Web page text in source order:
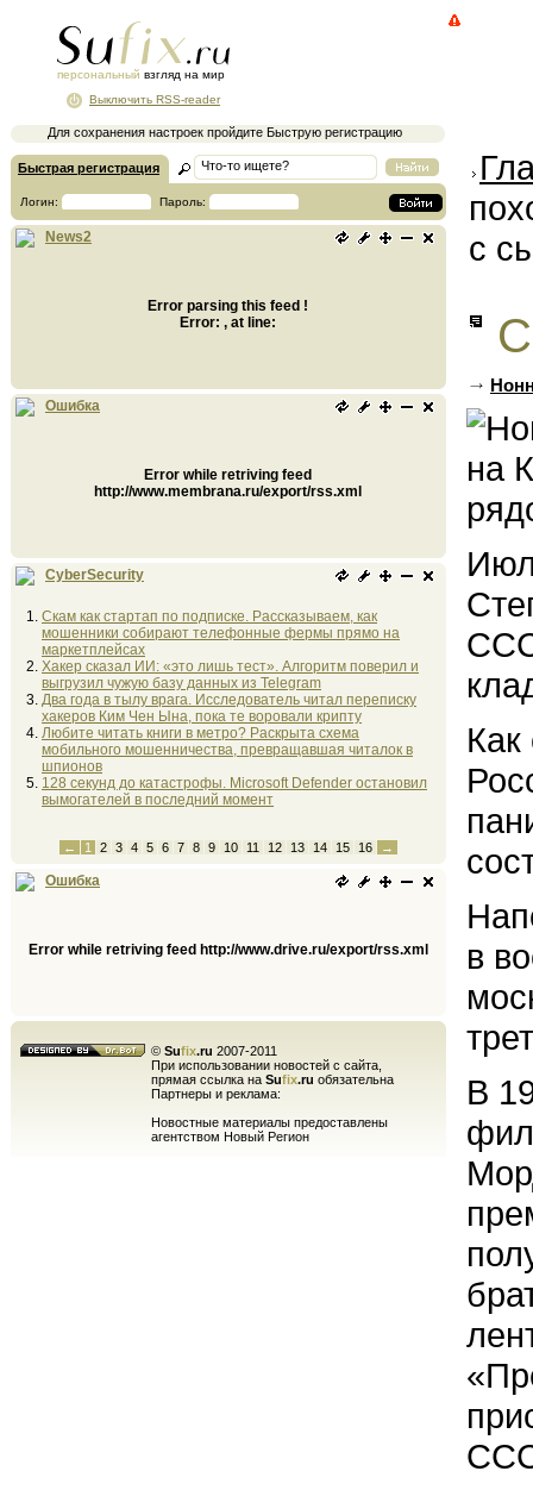
персональный взгляд на мир
Для сохранения настроек пройдите Быструю регистрацию
Выключить RSS-reader
Быстрая регистрация
Логин: Пароль:
News2
Error parsing this feed !
Error: , at line:
Ошибка
Error while retriving feed
http://www.membrana.ru/export/rss.xml
CyberSecurity
Скам как стартап по подписке. Рассказываем, как
мошенники собирают телефонные фермы прямо на
маркетплейсах
Хакер сказал ИИ: «это лишь тест». Алгоритм поверил и
выгрузил чужую базу данных из Telegram
Два года в тылу врага. Исследователь читал переписку
хакеров Ким Чен Ына, пока те воровали крипту
Любите читать книги в метро? Раскрыта схема
мобильного мошенничества, превращавшая читалок в
шпионов
128 секунд до катастрофы. Microsoft Defender остановил
вымогателей в последний момент
← 1 2 3 4 5 6 7 8 9 10 11 12 13 14 15 16 →
Ошибка
Error while retriving feed http://www.drive.ru/export/rss.xml
© Sufix.ru 2007-2011
При использовании новостей с сайта,
прямая ссылка на Sufix.ru обязательна
Партнеры и реклама:
Новостные материалы предоставлены
агентством Новый Регион
с
в
В